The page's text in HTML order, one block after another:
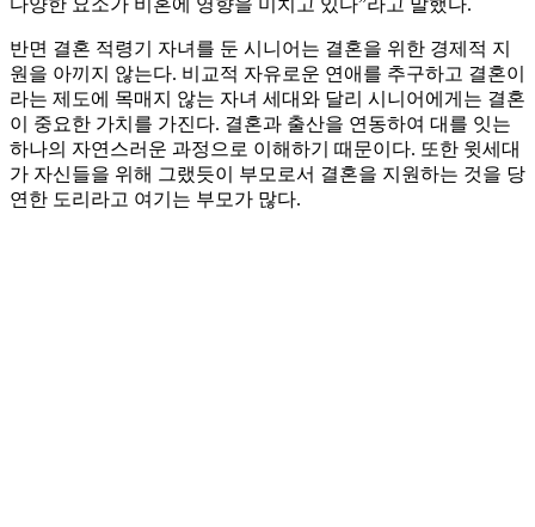
다양한 요소가 비혼에 영향을 미치고 있다”라고 말했다.
반면 결혼 적령기 자녀를 둔 시니어는 결혼을 위한 경제적 지
원을 아끼지 않는다. 비교적 자유로운 연애를 추구하고 결혼이
라는 제도에 목매지 않는 자녀 세대와 달리 시니어에게는 결혼
이 중요한 가치를 가진다. 결혼과 출산을 연동하여 대를 잇는
하나의 자연스러운 과정으로 이해하기 때문이다. 또한 윗세대
가 자신들을 위해 그랬듯이 부모로서 결혼을 지원하는 것을 당
연한 도리라고 여기는 부모가 많다.